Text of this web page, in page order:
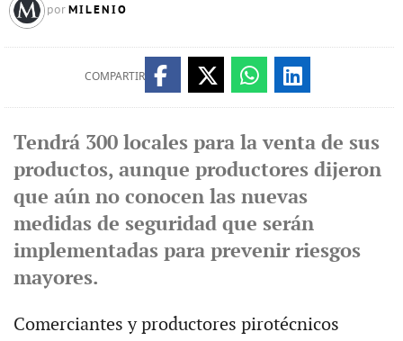
por MILENIO
COMPARTIR
Tendrá 300 locales para la venta de sus
productos, aunque productores dijeron
que aún no conocen las nuevas
medidas de seguridad que serán
implementadas para prevenir riesgos
mayores.
Comerciantes y productores pirotécnicos